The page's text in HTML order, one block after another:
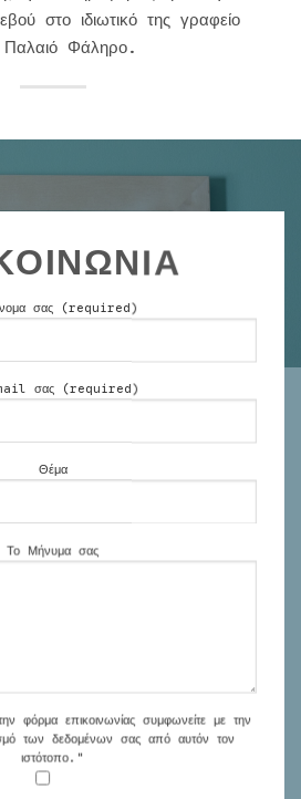
στο ιδιωτικό της γραφείο
Φάληρο.
σας (required)
σας (required)
Θέμα
Το Μήνυμα σας
φόρμα επικοινωνίας συμφωνείτε με την
των δεδομένων σας από αυτόν τον
ιστότοπο."